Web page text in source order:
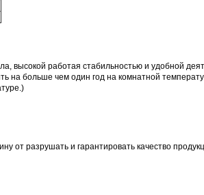
высокой работая стабильностью и удобной
на больше чем один год на комнатной
от разрушать и гарантировать качество